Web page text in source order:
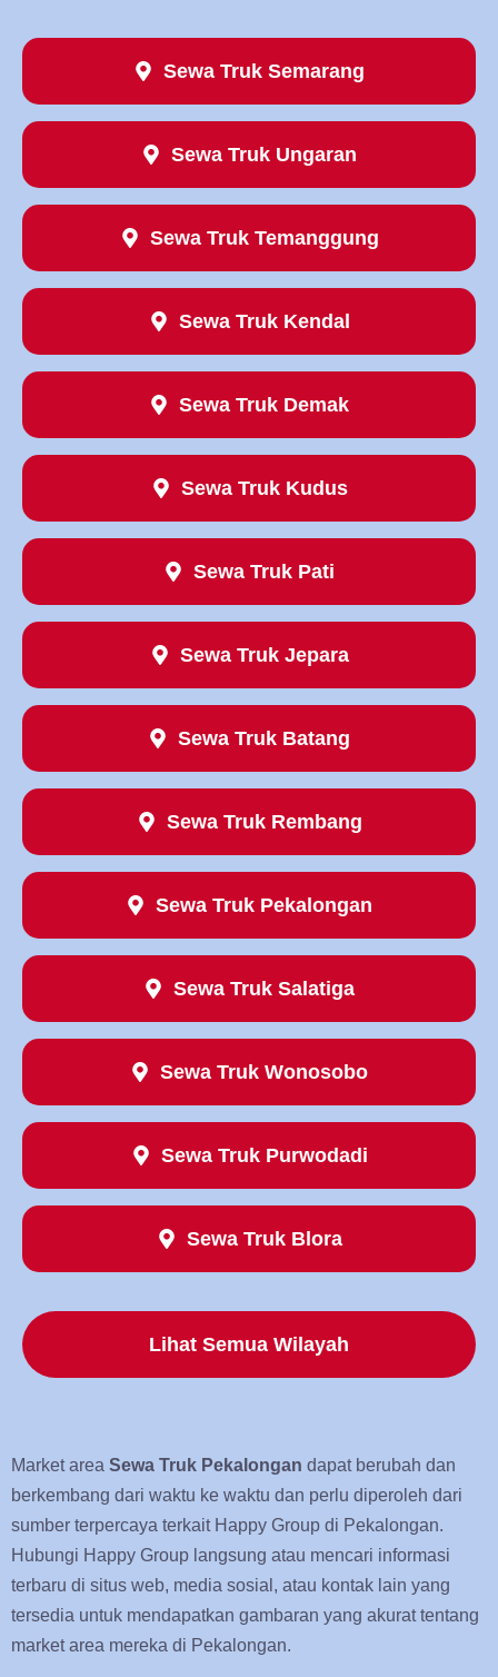
Sewa Truk Semarang
Sewa Truk Ungaran
Sewa Truk Temanggung
Sewa Truk Kendal
Sewa Truk Demak
Sewa Truk Kudus
Sewa Truk Pati
Sewa Truk Jepara
Sewa Truk Batang
Sewa Truk Rembang
Sewa Truk Pekalongan
Sewa Truk Salatiga
Sewa Truk Wonosobo
Sewa Truk Purwodadi
Sewa Truk Blora
Lihat Semua Wilayah
Market area Sewa Truk Pekalongan dapat berubah dan
berkembang dari waktu ke waktu dan perlu diperoleh dari
sumber terpercaya terkait Happy Group di Pekalongan.
Hubungi Happy Group langsung atau mencari informasi
terbaru di situs web, media sosial, atau kontak lain yang
tersedia untuk mendapatkan gambaran yang akurat tentang
market area mereka di Pekalongan.